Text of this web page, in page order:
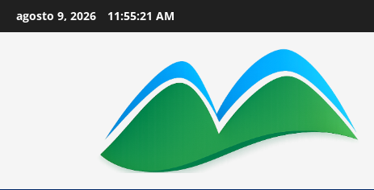
al
agosto 9, 2026 11:55:21 AM